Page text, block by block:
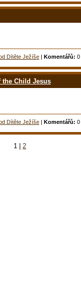
Dítěte Ježíše | Komentářů: 0
the Child Jesus
Dítěte Ježíše | Komentářů: 0
1
2